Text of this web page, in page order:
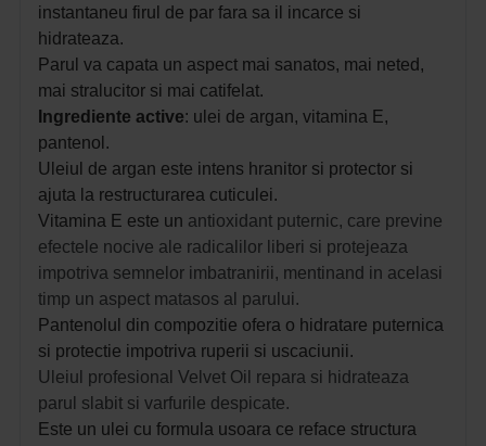
instantaneu firul de par fara sa il incarce si
hidrateaza.
Parul va capata un aspect mai sanatos, mai neted,
mai stralucitor si mai catifelat.
Ingrediente active: ulei de argan, vitamina E,
pantenol.
Uleiul de argan este intens hranitor si protector si
ajuta la restructurarea cuticulei.
Vitamina E este un antioxidant puternic, care previne
efectele nocive ale radicalilor liberi si protejeaza
impotriva semnelor imbatranirii, mentinand in acelasi
timp un aspect matasos al parului.
Pantenolul din compozitie ofera o hidratare puternica
si protectie impotriva ruperii si uscaciunii.
Uleiul profesional Velvet Oil repara si hidrateaza
parul slabit si varfurile despicate.
Este un ulei cu formula usoara ce reface structura